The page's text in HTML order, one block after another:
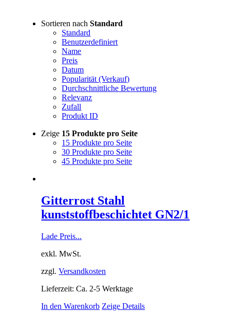
Sortieren nachStandard
Standard
Benutzerdefiniert
Name
Preis
Datum
Popularität (Verkauf)
Durchschnittliche Bewertung
Relevanz
Zufall
Produkt ID
Zeige 15 Produkte pro Seite
15 Produkte pro Seite
30 Produkte pro Seite
45 Produkte pro Seite
Gitterrost Stahl
kunststoffbeschichtet GN2/1
Lade Preis...
exkl. MwSt.
zzgl.Versandkosten
Lieferzeit: Ca. 2-5 Werktage
In den Warenkorb Zeige Details